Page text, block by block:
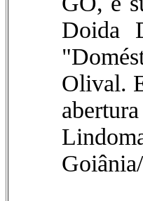
Doida
Olival.